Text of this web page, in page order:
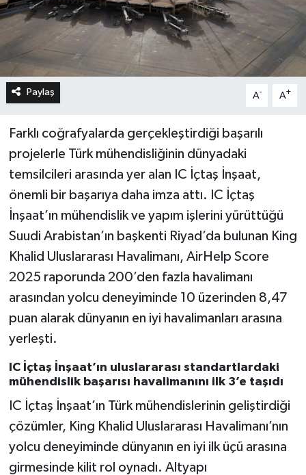
Paylaş A- A+
Farklı coğrafyalarda gerçekleştirdiği başarılı
projelerle Türk mühendisliğinin dünyadaki
temsilcileri arasında yer alan IC İçtaş İnşaat,
önemli bir başarıya daha imza attı. IC İçtaş
İnşaat’ın mühendislik ve yapım işlerini yürüttüğü
Suudi Arabistan’ın başkenti Riyad’da bulunan King
Khalid Uluslararası Havalimanı, AirHelp Score
2025 raporunda 200’den fazla havalimanı
arasından yolcu deneyiminde 10 üzerinden 8,47
puan alarak dünyanın en iyi havalimanları arasına
yerleşti.
IC İçtaş İnşaat’ın uluslararası standartlardaki
mühendislik başarısı havalimanını ilk 3’e taşıdı
IC İçtaş İnşaat’ın Türk mühendislerinin geliştirdiği
çözümler, King Khalid Uluslararası Havalimanı’nın
yolcu deneyiminde dünyanın en iyi ilk üçü arasına
girmesinde kilit rol oynadı. Altyapı